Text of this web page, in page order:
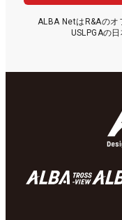
ALBA NetはR&Aの
USLPGAの